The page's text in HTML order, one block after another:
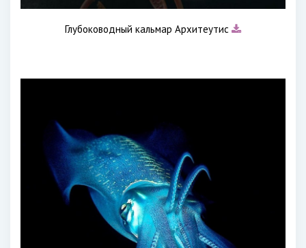
Глубоководный кальмар Архитеутис